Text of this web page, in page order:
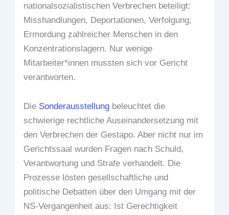
nationalsozialistischen Verbrechen beteiligt:
Misshandlungen, Deportationen, Verfolgung,
Ermordung zahlreicher Menschen in den
Konzentrationslagern. Nur wenige
Mitarbeiter*innen mussten sich vor Gericht
verantworten.
Die Sonderausstellung beleuchtet die
schwierige rechtliche Auseinandersetzung mit
den Verbrechen der Gestapo. Aber nicht nur im
Gerichtssaal wurden Fragen nach Schuld,
Verantwortung und Strafe verhandelt. Die
Prozesse lösten gesellschaftliche und
politische Debatten über den Umgang mit der
NS-Vergangenheit aus: Ist Gerechtigkeit